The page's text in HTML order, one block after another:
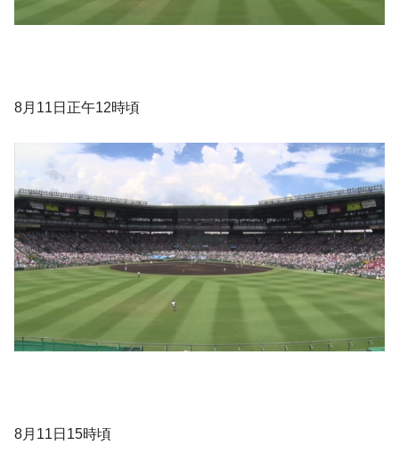
8月11日正午12時頃
8月11日15時頃